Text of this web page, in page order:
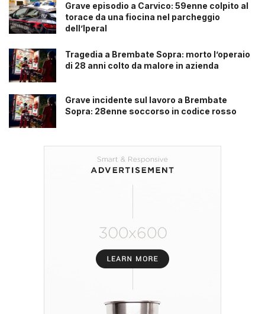
Grave episodio a Carvico: 59enne colpito al
torace da una fiocina nel parcheggio
dell’Iperal
Tragedia a Brembate Sopra: morto l’operaio
di 28 anni colto da malore in azienda
Grave incidente sul lavoro a Brembate
Sopra: 28enne soccorso in codice rosso